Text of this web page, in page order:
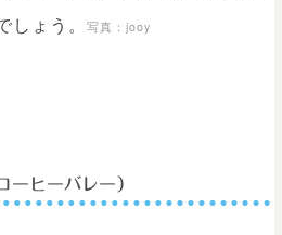
しょう。写真 ：jooy
ーヒーバレー）